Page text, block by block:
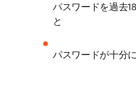
パスワードを過去
と
パスワードが十分